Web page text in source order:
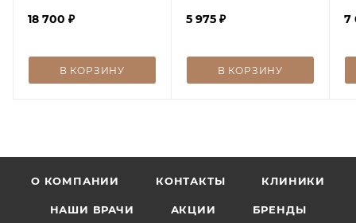
Brightening control
18 700 ₽
В КОРЗИНУ
г
5 975 ₽
В КОРЗИНУ
7
О КОМПАНИИ КОНТАКТЫ КЛИНИКИ
НАШИ ВРАЧИ АКЦИИ БРЕНДЫ